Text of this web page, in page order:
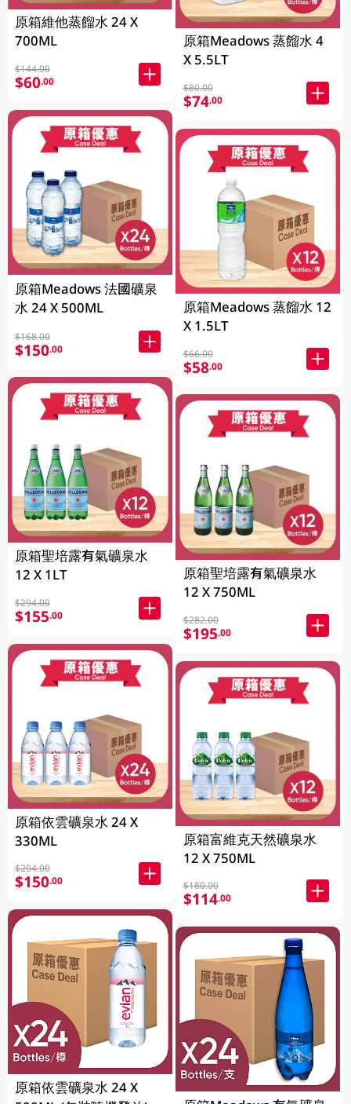
原箱維他蒸餾水 24 X
700ML
$144.00
$60.00
原箱Meadows 法國礦泉
水 24 X 500ML
$168.00
$150.00
原箱聖培露有氣礦泉水
12 X 1LT
$294.00
$155.00
原箱依雲礦泉水 24 X
330ML
$204.00
$150.00
原箱依雲礦泉水 24 X
原箱Meadows 蒸餾水 4
X 5.5LT
$80.00
$74.00
原箱Meadows 蒸餾水 12
X 1.5LT
$66.00
$58.00
原箱聖培露有氣礦泉水
12 X 750ML
$282.00
$195.00
原箱富維克天然礦泉水
12 X 750ML
$180.00
$114.00